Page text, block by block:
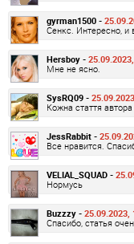
gyrman1500 -
Сенкс. Интересно, и
Hersboy -
Мне не ясно.
SysRQ09 -
Кожна стаття автора
JessRabbit -
Все нравится.
VELIAL_SQUAD -
Нормусь
Buzzzy - 25.09.2023,
Спасибо, статья